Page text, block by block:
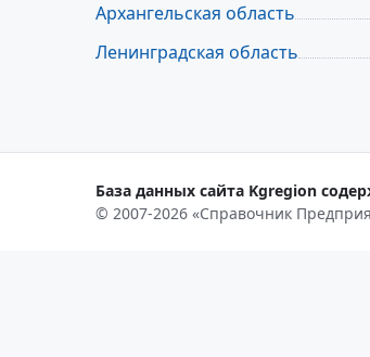
Архангельская область
Ленинградская область
База данных сайта Kgregion
© 2007-2026 «Справочник